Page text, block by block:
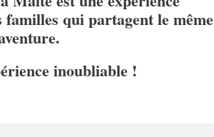
familles qui partagent le même
inoubliable !